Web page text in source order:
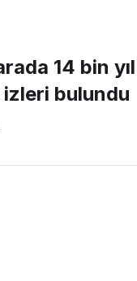
14 bin yıl
bulundu